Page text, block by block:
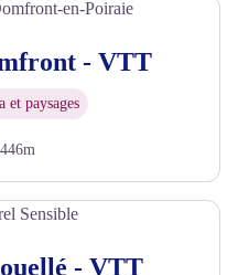
- D. Commenchal
- VTT
et paysages
D. Commenchal - CD61
- VTT